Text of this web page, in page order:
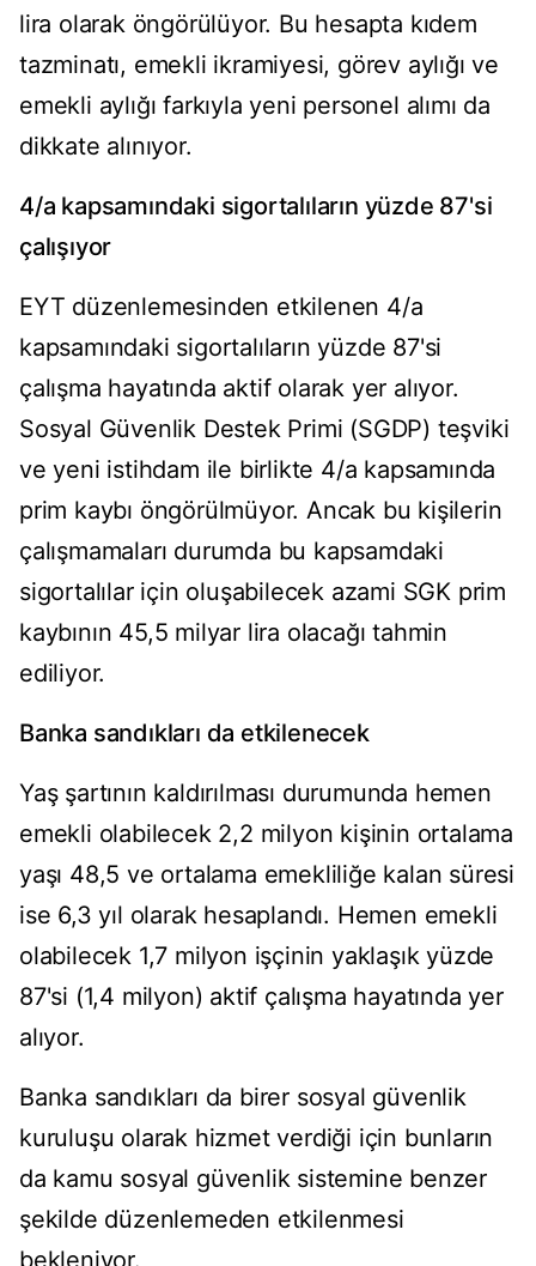
lira olarak öngörülüyor. Bu hesapta kıdem
tazminatı, emekli ikramiyesi, görev aylığı ve
emekli aylığı farkıyla yeni personel alımı da
dikkate alınıyor.
4/a kapsamındaki sigortalıların yüzde 87'si
çalışıyor
EYT düzenlemesinden etkilenen 4/a
kapsamındaki sigortalıların yüzde 87'si
çalışma hayatında aktif olarak yer alıyor.
Sosyal Güvenlik Destek Primi (SGDP) teşviki
ve yeni istihdam ile birlikte 4/a kapsamında
prim kaybı öngörülmüyor. Ancak bu kişilerin
çalışmamaları durumda bu kapsamdaki
sigortalılar için oluşabilecek azami SGK prim
kaybının 45,5 milyar lira olacağı tahmin
ediliyor.
Banka sandıkları da etkilenecek
Yaş şartının kaldırılması durumunda hemen
emekli olabilecek 2,2 milyon kişinin ortalama
yaşı 48,5 ve ortalama emekliliğe kalan süresi
ise 6,3 yıl olarak hesaplandı. Hemen emekli
olabilecek 1,7 milyon işçinin yaklaşık yüzde
87'si (1,4 milyon) aktif çalışma hayatında yer
alıyor.
Banka sandıkları da birer sosyal güvenlik
kuruluşu olarak hizmet verdiği için bunların
da kamu sosyal güvenlik sistemine benzer
şekilde düzenlemeden etkilenmesi